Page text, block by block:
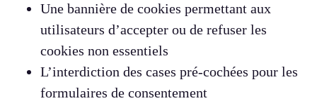
Une bannière de cookies permettant aux
utilisateurs d’accepter ou de refuser les
cookies non essentiels
L’interdiction des cases pré-cochées pour les
formulaires de consentement